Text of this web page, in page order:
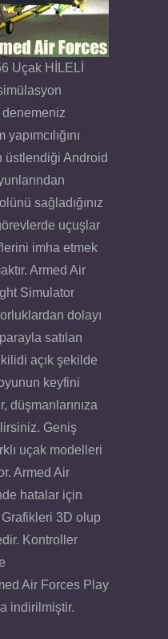
Uçak HİLELİ
denemeniz
üstlendiği Android
sağladığınız
uçuşlar
imha etmek
Armed Air
Simulator
dolayı
satılan
açık şekilde
keyfini
düşmanlarınıza
Geniş
uçak modelleri
Armed Air
hatalar için
Grafikleri 3D olup
Kontroller
Air Forces Play
indirilmiştir.